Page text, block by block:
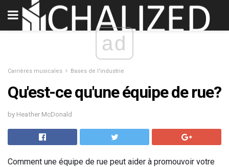
ad
Carrières musicales Bases de l'industrie
Qu'est-ce qu'une équipe de rue?
by Heather McDonald
Comment une équipe de rue peut aider à promouvoir votre